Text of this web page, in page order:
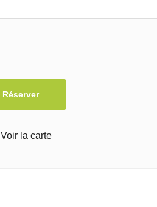
Voir la carte